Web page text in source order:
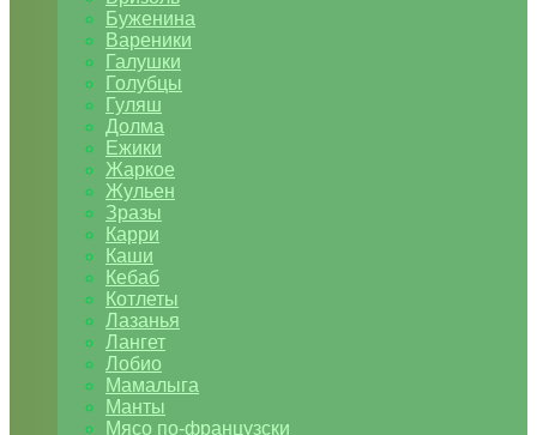
Буженина
Вареники
Галушки
Голубцы
Гуляш
Долма
Ежики
Жаркое
Жульен
Зразы
Карри
Каши
Кебаб
Котлеты
Лазанья
Лангет
Лобио
Мамалыга
Манты
Мясо по-французски